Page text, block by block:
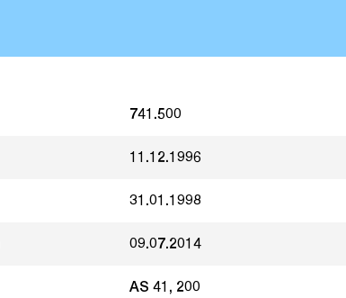
741.500
11.12.1996
31.01.1998
09.07.2014
AS 41, 200